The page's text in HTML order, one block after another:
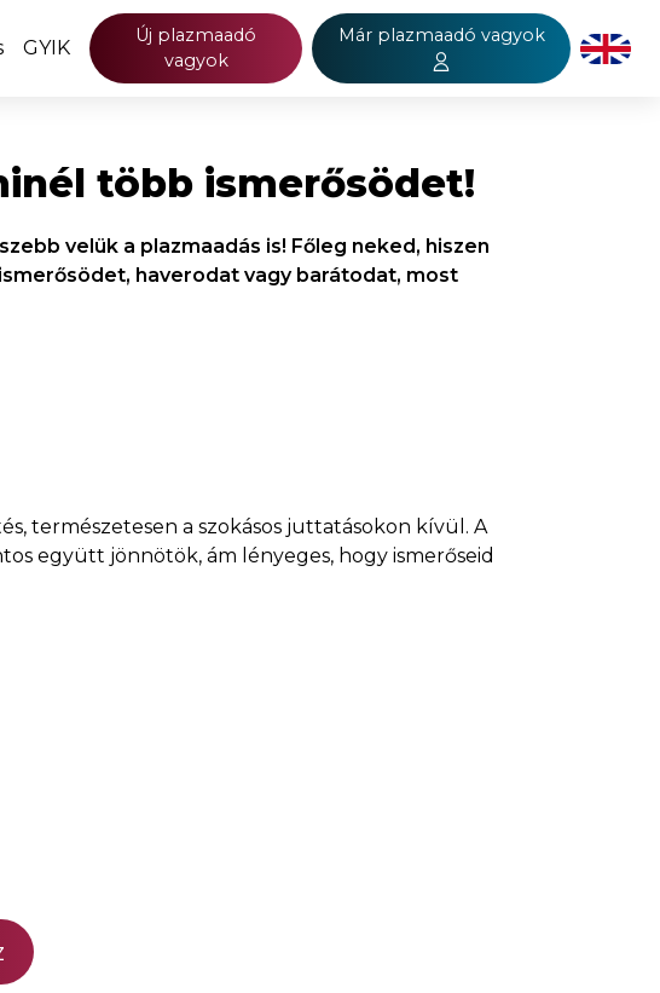
GYIK
Új plazmaadó
vagyok
Már plazmaadó vagyok
több ismerősödet!
velük a plazmaadás is! Főleg neked, hiszen
haverodat vagy barátodat, most
természetesen a szokásos juttatásokon kívül. A
együtt jönnötök, ám lényeges, hogy ismerőseid